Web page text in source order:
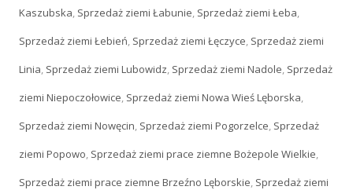
Kaszubska, Sprzedaż ziemi Łabunie, Sprzedaż ziemi Łeba,
Sprzedaż ziemi Łebień, Sprzedaż ziemi Łęczyce, Sprzedaż ziemi
Linia, Sprzedaż ziemi Lubowidz, Sprzedaż ziemi Nadole, Sprzedaż
ziemi Niepoczołowice, Sprzedaż ziemi Nowa Wieś Lęborska,
Sprzedaż ziemi Nowęcin, Sprzedaż ziemi Pogorzelce, Sprzedaż
ziemi Popowo, Sprzedaż ziemi prace ziemne Bożepole Wielkie,
Sprzedaż ziemi prace ziemne Brzeźno Lęborskie, Sprzedaż ziemi